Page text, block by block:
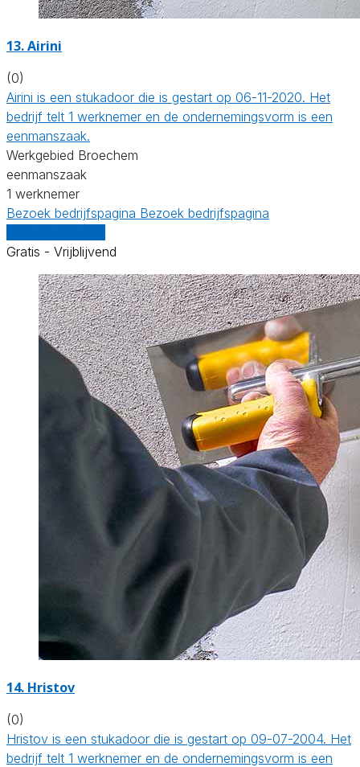
13. Airini
(0)
Airini is een stukadoor die is gestart op 06-11-2020. Het
bedrijf telt 1 werknemer en de ondernemingsvorm is een
eenmanszaak.
Werkgebied Broechem
eenmanszaak
1 werknemer
Bezoek bedrijfspagina Bezoek bedrijfspagina
Gratis - Vrijblijvend
14. Hristov
(0)
Hristov is een stukadoor die is gestart op 09-07-2004. Het
bedrijf telt 1 werknemer en de ondernemingsvorm is een